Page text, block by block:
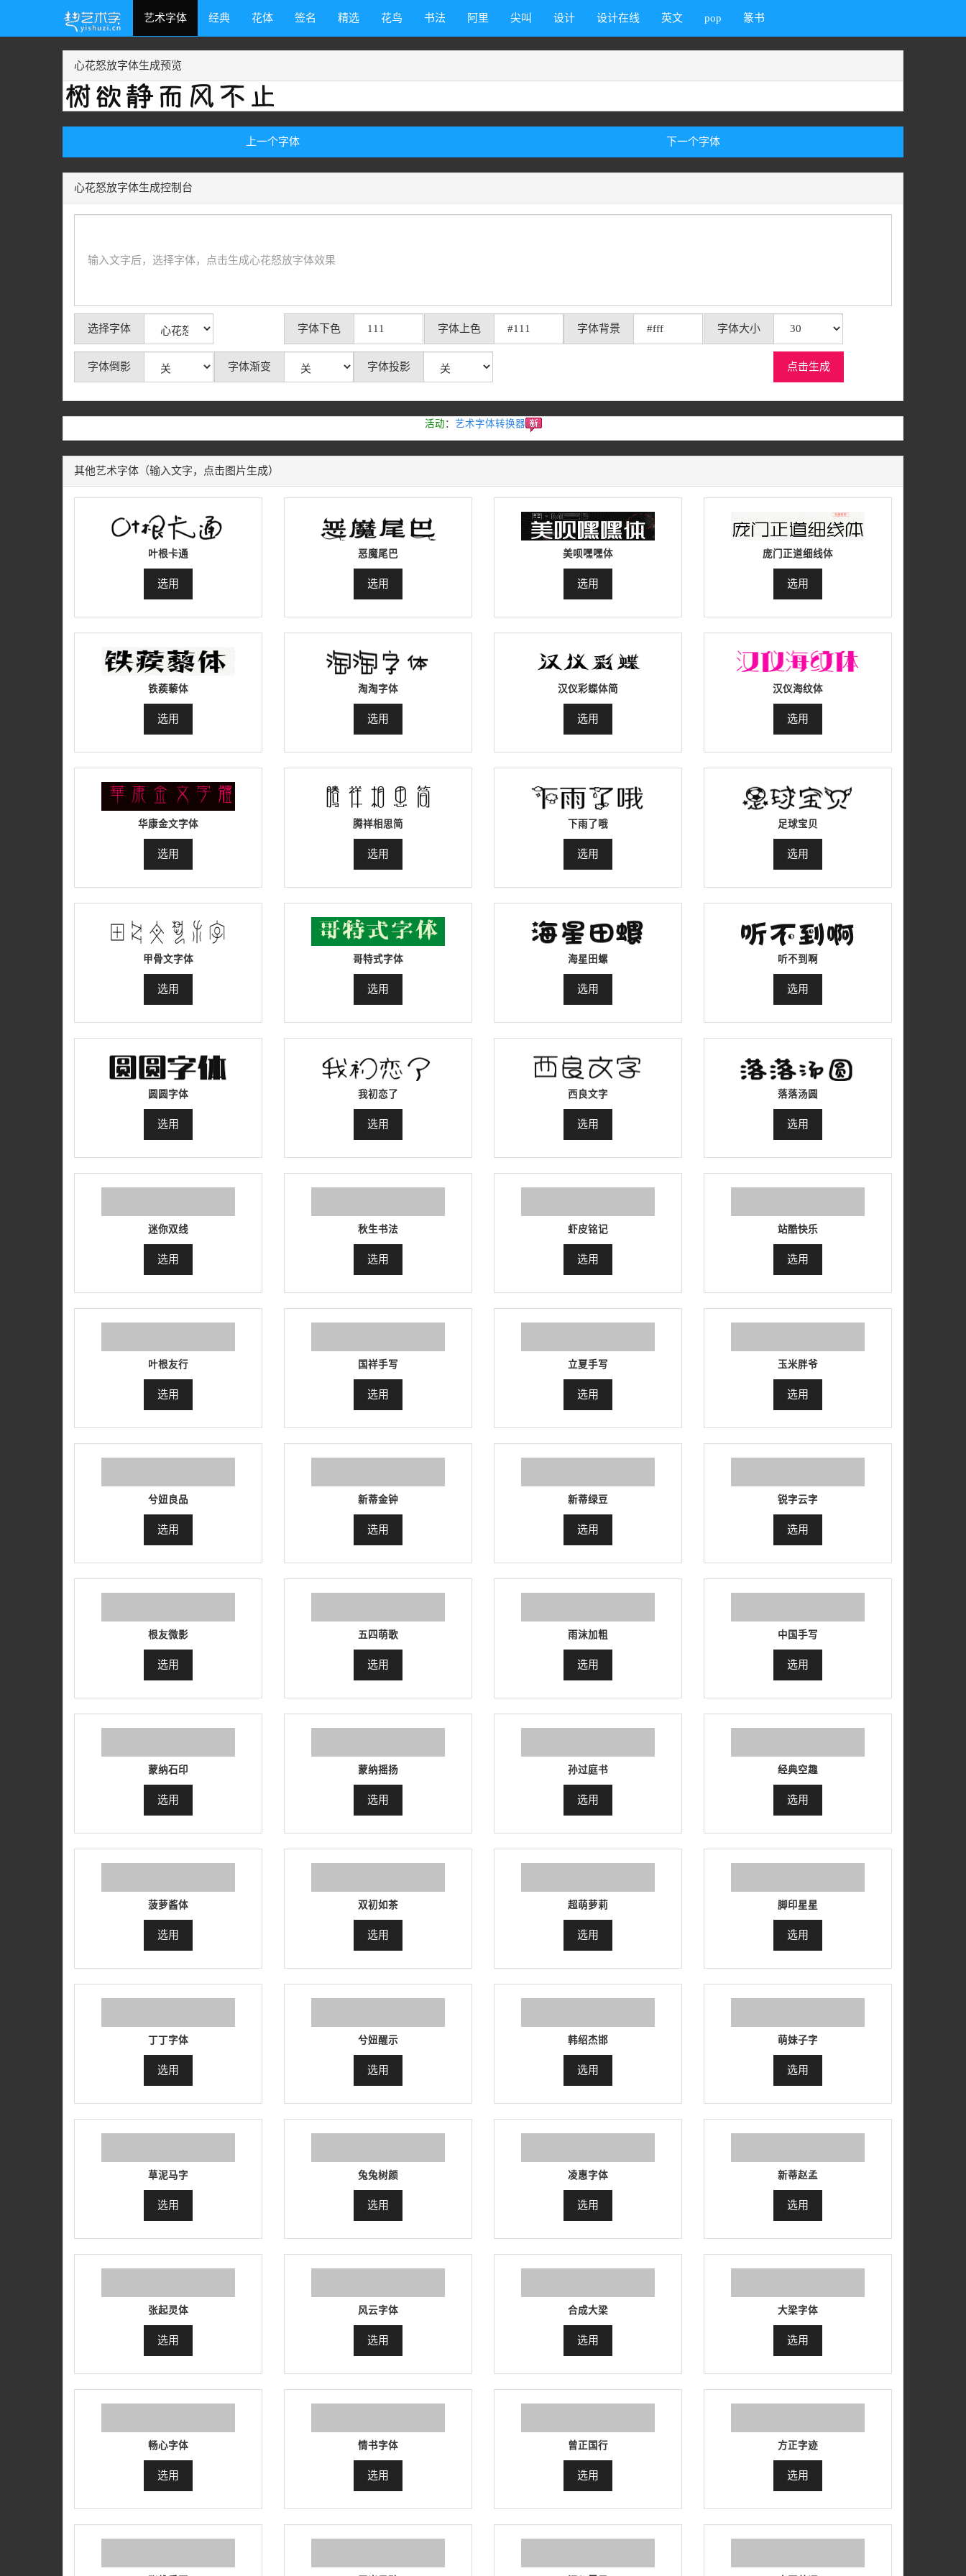
艺术字体 经典 花体 签名 精选 花鸟 书法 阿里 尖叫 设计 设计在线 英文 pop 篆书
心花怒放字体生成预览
上一个字体 下一个字体
心花怒放字体生成控制台
选择字体 字体下色 字体上色 字体背景 字体大小
字体倒影 字体渐变 字体投影 点击生成
活动 ： 艺术字体转换器
其他艺术字体（输入文字，点击图片生成）
叶根卡通
选用
恶魔尾巴
选用
美呗嘿嘿体
选用
庞门正道细线体
选用
铁蒺藜体
选用
淘淘字体
选用
汉仪彩蝶体简
选用
汉仪海纹体
选用
华康金文字体
选用
腾祥相思简
选用
下雨了哦
选用
足球宝贝
选用
甲骨文字体
选用
哥特式字体
选用
海星田螺
选用
听不到啊
选用
圆圆字体
选用
我初恋了
选用
西良文字
选用
落落汤圆
选用
迷你双线
选用
秋生书法
选用
虾皮铭记
选用
站酷快乐
选用
叶根友行
选用
国祥手写
选用
立夏手写
选用
玉米胖爷
选用
兮妞良品
选用
新蒂金钟
选用
新蒂绿豆
选用
锐字云字
选用
根友微影
选用
五四萌歌
选用
雨沫加粗
选用
中国手写
选用
蒙纳石印
选用
蒙纳摇扬
选用
孙过庭书
选用
经典空趣
选用
菠萝酱体
选用
双初如茶
选用
超萌萝莉
选用
脚印星星
选用
丁丁字体
选用
兮妞醒示
选用
韩绍杰邯
选用
萌妹子字
选用
草泥马字
选用
兔兔树颜
选用
凌惠字体
选用
新蒂赵孟
选用
张起灵体
选用
风云字体
选用
合成大梁
选用
大梁字体
选用
畅心字体
选用
情书字体
选用
曾正国行
选用
方正字迹
选用